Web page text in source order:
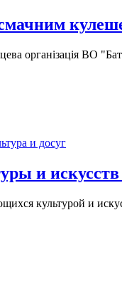
смачним
організація ВО
и досуг
и
культурой и